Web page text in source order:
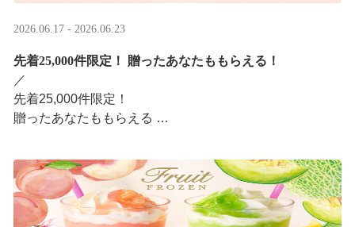
2026.06.17 - 2026.06.23
先着25,000件限定！​ 贈ったあなたももらえる！
／ ​
先着25,000件限定！​
贈ったあなたももらえる ​
LINEギフト限定！タリーズデジタルギフト2,000円分を贈
ると、自分も500円分のデジタルギフトがもらえるキャン
ペーンがスタ ···